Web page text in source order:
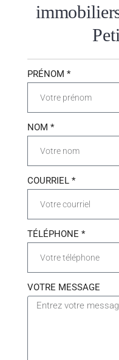
PRÉNOM *
NOM *
COURRIEL *
TÉLÉPHONE *
VOTRE MESSAGE